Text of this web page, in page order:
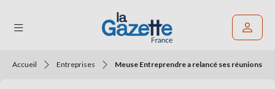
Accueil Entreprises Meuse Entreprendre a relancé ses réunions